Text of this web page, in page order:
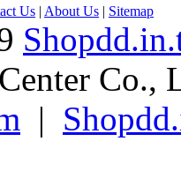
Us | About Us | Sitemap
Co.,
|